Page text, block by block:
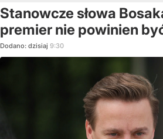
Stanowcze słowa
premier nie powinien
Dodano: dzisiaj 9:30